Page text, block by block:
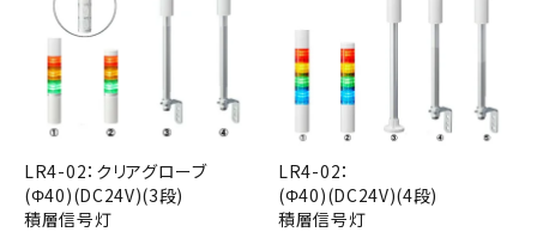
LR4-02：クリアグローブ
(Φ40)(DC24V)(3段)
積層信号灯
LR4-02：
(Φ40)(DC24V)(4段)
積層信号灯